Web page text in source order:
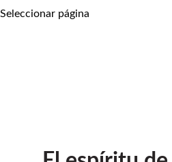
Seleccionar página